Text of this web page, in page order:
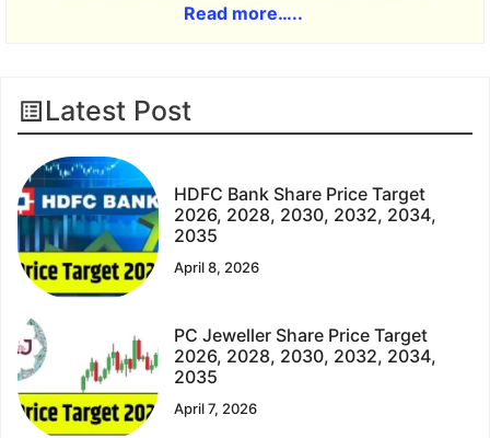
Read more…..
Latest Post
HDFC Bank Share Price Target
2026, 2028, 2030, 2032, 2034,
2035
April 8, 2026
PC Jeweller Share Price Target
2026, 2028, 2030, 2032, 2034,
2035
April 7, 2026